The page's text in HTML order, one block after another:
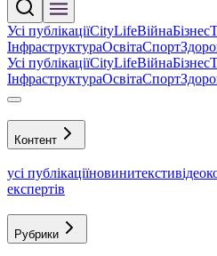
Усі публікаціїCityLifeВійнаБізнес
ІнфраструктураОсвітаСпорт
Усі публікаціїCityLifeВійнаБізнес
ІнфраструктураОсвітаСпорт
Контент
усі публікаціїновинитекстивідео
експертів
Рубрики